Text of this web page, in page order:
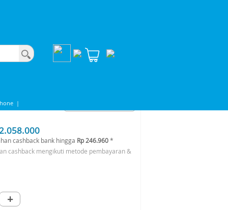
|
cashback bank hingga Rp 246.960*
cashback mengikuti metode pembayaran &
+